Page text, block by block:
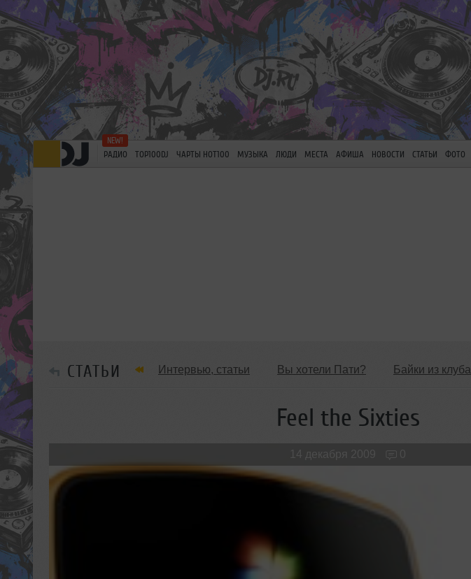
РАДИО TOP100DJ ЧАРТЫ HOT100 МУЗЫКА ЛЮДИ МЕСТА АФИША НОВОСТИ СТАТЬИ ФОТО
СТАТЬИ Интервью, статьи Вы хотели Пати? Байки из клуба
Обзоры Вечеринок и Клубов Новые лица
Feel the Sixties
14 декабря 2009